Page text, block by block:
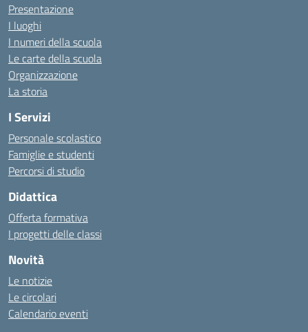
Presentazione
I luoghi
I numeri della scuola
Le carte della scuola
Organizzazione
La storia
I Servizi
Personale scolastico
Famiglie e studenti
Percorsi di studio
Didattica
Offerta formativa
I progetti delle classi
Novità
Le notizie
Le circolari
Calendario eventi